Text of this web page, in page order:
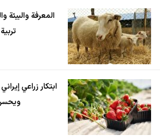
المعرفة والبيئة
ابتكار زراعي